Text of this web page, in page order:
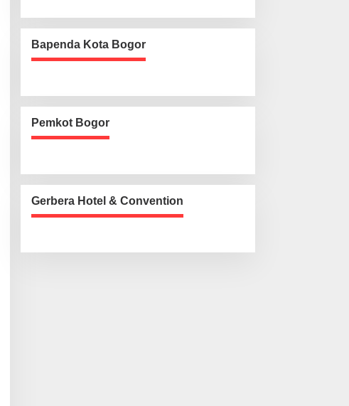
Bapenda Kota Bogor
Pemkot Bogor
Gerbera Hotel & Convention